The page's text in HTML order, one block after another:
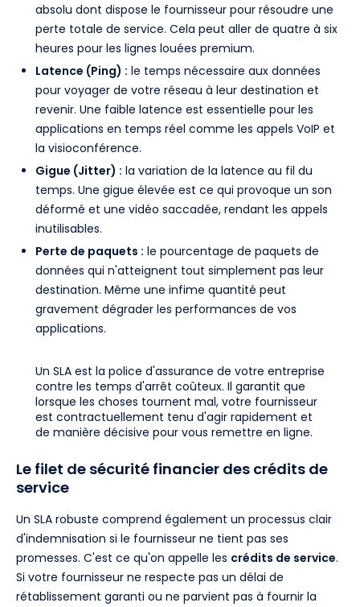
absolu dont dispose le fournisseur pour résoudre une
perte totale de service. Cela peut aller de quatre à six
heures pour les lignes louées premium.
Latence (Ping) : le temps nécessaire aux données
pour voyager de votre réseau à leur destination et
revenir. Une faible latence est essentielle pour les
applications en temps réel comme les appels VoIP et
la visioconférence.
Gigue (Jitter) : la variation de la latence au fil du
temps. Une gigue élevée est ce qui provoque un son
déformé et une vidéo saccadée, rendant les appels
inutilisables.
Perte de paquets : le pourcentage de paquets de
données qui n'atteignent tout simplement pas leur
destination. Même une infime quantité peut
gravement dégrader les performances de vos
applications.
Un SLA est la police d'assurance de votre entreprise
contre les temps d'arrêt coûteux. Il garantit que
lorsque les choses tournent mal, votre fournisseur
est contractuellement tenu d'agir rapidement et
de manière décisive pour vous remettre en ligne.
Le filet de sécurité financier des crédits de
service
Un SLA robuste comprend également un processus clair
d'indemnisation si le fournisseur ne tient pas ses
promesses. C'est ce qu'on appelle les crédits de service.
Si votre fournisseur ne respecte pas un délai de
rétablissement garanti ou ne parvient pas à fournir la